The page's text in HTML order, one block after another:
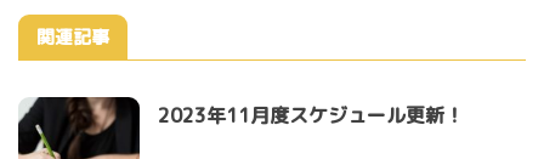
関連記事
2023年11月度スケジュール更新！